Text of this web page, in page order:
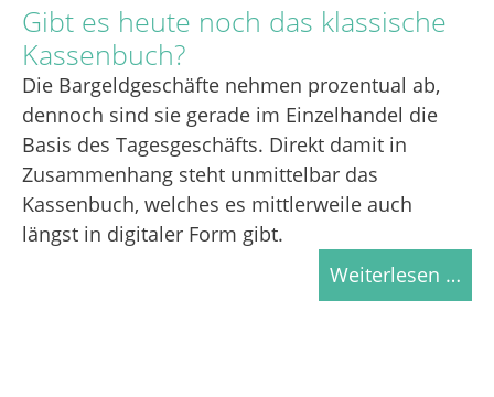
Gibt es heute noch das klassische
Kassenbuch?
Die Bargeldgeschäfte nehmen prozentual ab,
dennoch sind sie gerade im Einzelhandel die
Basis des Tagesgeschäfts. Direkt damit in
Zusammenhang steht unmittelbar das
Kassenbuch, welches es mittlerweile auch
längst in digitaler Form gibt.
Weiterlesen …